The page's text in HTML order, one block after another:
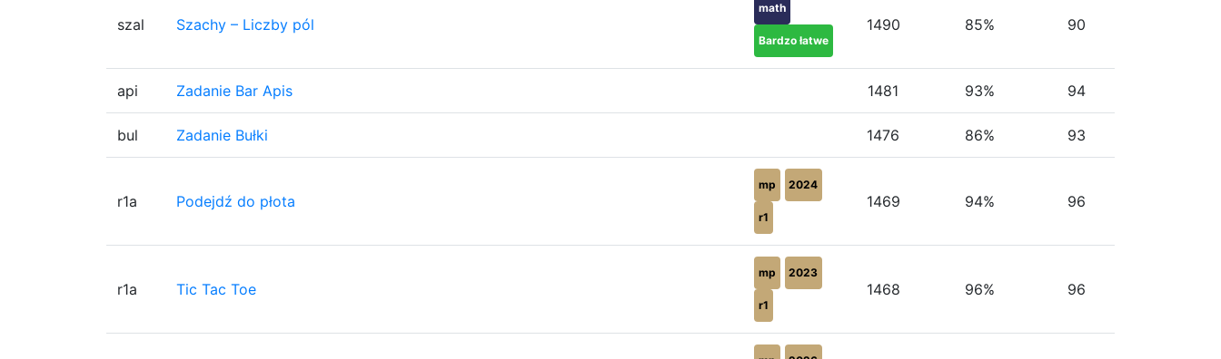
szal Szachy – Liczby pól
math
Bardzo łatwe
1490 85% 90
api Zadanie Bar Apis 1481 93% 94
bul Zadanie Bułki 1476 86% 93
r1a Podejdź do płota
mp 2024
r1
1469 94% 96
r1a Tic Tac Toe
mp 2023
r1
1468 96% 96